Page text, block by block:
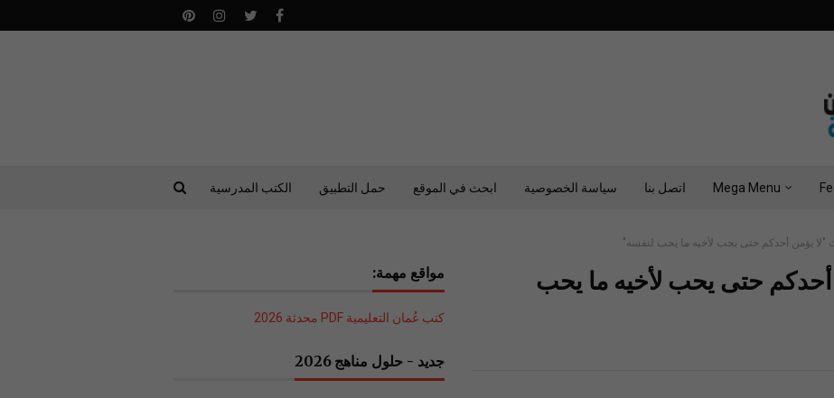
Mega Menu اتصل بنا سياسة الخصوصية ابحث في الموقع حمل التطبيق الكتب المدرسية
يؤمن أحدكم حتى يحب لأخيه ما يحب لنفسه"
حتى يحب لأخيه ما يحب
مواقع مهمة:
كتب عُمان التعليمية PDF محدثة 2026
جديد - حلول مناهج 2026